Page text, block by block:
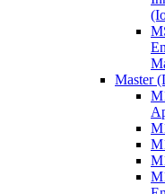
Master